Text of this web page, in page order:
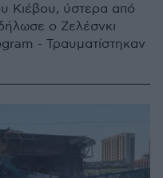
Κιέβου, ύστερα από
ο Ζελέσνκι
- Τραυματίστηκαν